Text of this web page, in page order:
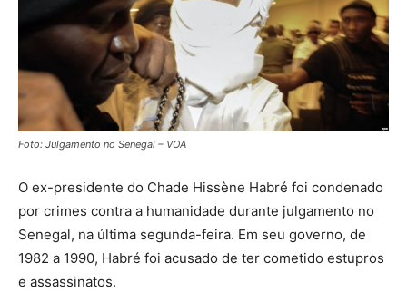
Foto: Julgamento no Senegal – VOA
O ex-presidente do Chade Hissène Habré foi condenado
por crimes contra a humanidade durante julgamento no
Senegal, na última segunda-feira. Em seu governo, de
1982 a 1990, Habré foi acusado de ter cometido estupros
e assassinatos.